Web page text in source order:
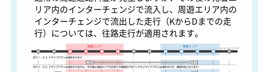
リア内のインターチェンジで流入し、周遊エリア内の
インターチェンジで流出した走行（KからDまでの走
行）については、往路走行が適用されます。